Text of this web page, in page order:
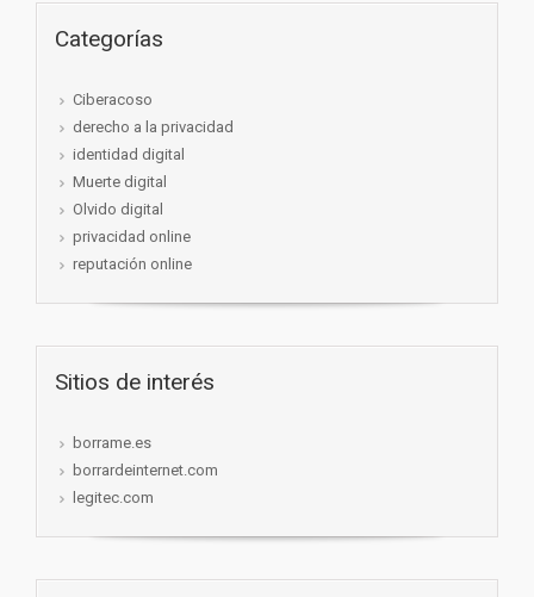
Categorías
Ciberacoso
derecho a la privacidad
identidad digital
Muerte digital
Olvido digital
privacidad online
reputación online
Sitios de interés
borrame.es
borrardeinternet.com
legitec.com